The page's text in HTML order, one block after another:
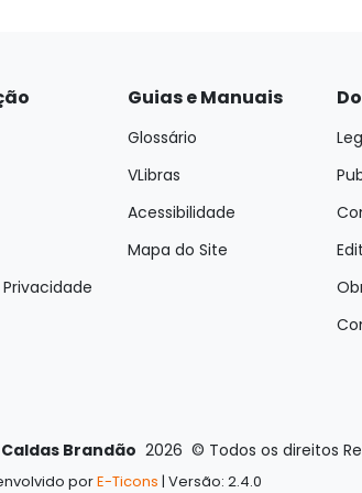
Guias e Manuais
Glossário
VLibras
Acessibilidade
Mapa do Site
Brandão 2026 © Todos os direitos
porE-Ticons | Versão: 2.4.0